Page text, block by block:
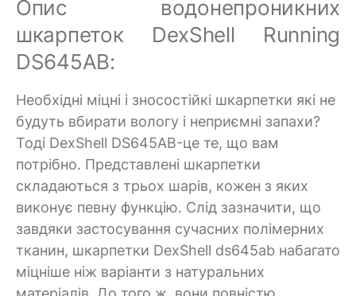
Опис водонепроникних
шкарпеток DexShell Running
DS645AB:
Необхідні міцні і зносостійкі шкарпетки які не
будуть вбирати вологу і неприємні запахи?
Тоді DexShell DS645AB-це те, що вам
потрібно. Представлені шкарпетки
складаються з трьох шарів, кожен з яких
виконує певну функцію. Слід зазначити, що
завдяки застосування сучасних полімерних
тканин, шкарпетки DexShell ds645ab набагато
міцніше ніж варіанти з натуральних